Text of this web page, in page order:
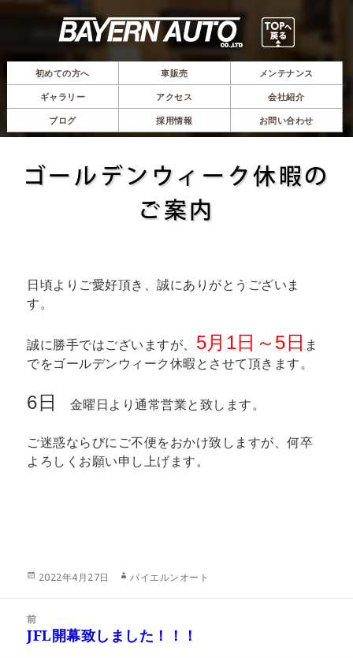
初めての方へ 車販売 メンテナンス
ギャラリー アクセス 会社紹介
ブログ 採用情報 お問い合わせ
ゴールデンウィーク休暇の
ご案内
日頃よりご愛好頂き、誠にありがとうございま
す。
誠に勝手ではございますが、 5月1日～5日 ま
でをゴールデンウィーク休暇とさせて頂きます。
6日 金曜日より通常営業と致します。
ご迷惑ならびにご不便をおかけ致しますが、何卒
よろしくお願い申し上げます。
投
2022年4月27日
作
バイエルンオート
前
前
JFL開幕致しました！！！